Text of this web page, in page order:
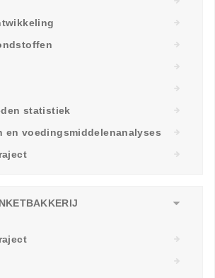
statistiek
en voedingsmiddelenanalyses